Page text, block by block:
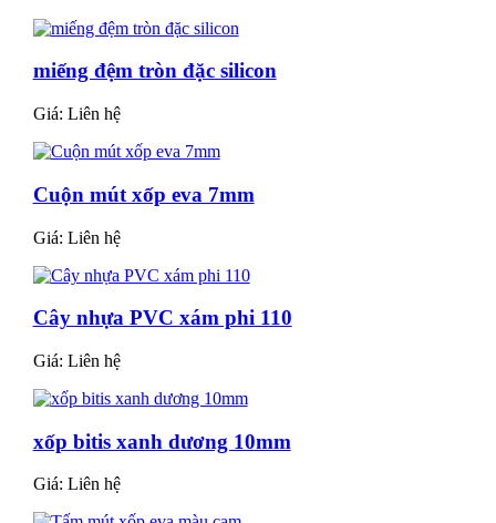
miếng đệm tròn đặc silicon
Giá: Liên hệ
Cuộn mút xốp eva 7mm
Giá: Liên hệ
Cây nhựa PVC xám phi 110
Giá: Liên hệ
xốp bitis xanh dương 10mm
Giá: Liên hệ